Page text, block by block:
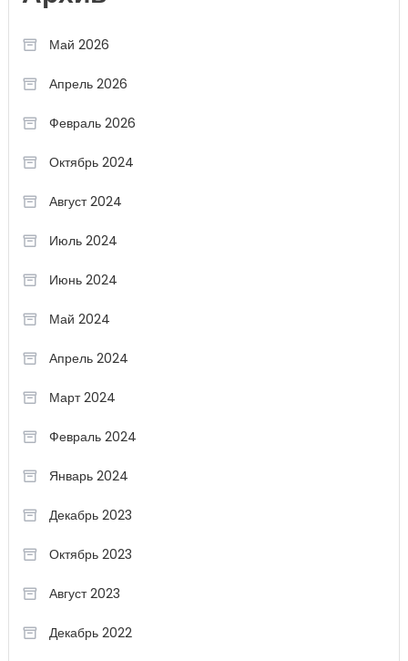
Май 2026
Апрель 2026
Февраль 2026
Октябрь 2024
Август 2024
Июль 2024
Июнь 2024
Май 2024
Апрель 2024
Март 2024
Февраль 2024
Январь 2024
Декабрь 2023
Октябрь 2023
Август 2023
Декабрь 2022